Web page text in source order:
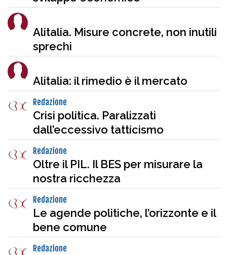
Alitalia. Misure concrete, non inutili
sprechi
Alitalia: il rimedio è il mercato
Redazione
Crisi politica. Paralizzati
dall’eccessivo tatticismo
Redazione
Oltre il PIL. Il BES per misurare la
nostra ricchezza
Redazione
Le agende politiche, l’orizzonte e il
bene comune
Redazione